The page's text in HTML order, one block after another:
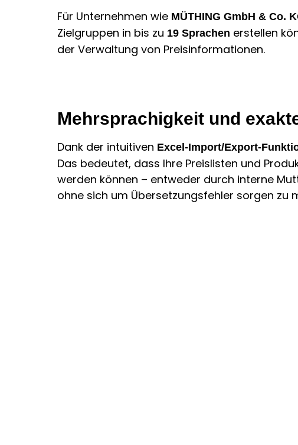
Für Unternehmen wie MÜTHING GmbH & Co.
Zielgruppen in bis zu 19 Sprachen erstellen
der Verwaltung von Preisinformationen.
Mehrsprachigkeit und
Dank der intuitiven Excel-Import/Export-
Das bedeutet, dass Ihre Preislisten und
werden können – entweder durch interne
ohne sich um Übersetzungsfehler sorgen zu